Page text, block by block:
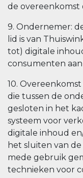
de overeenkomst
9. Ondernemer:
lid is van
tot) digitale
consumenten
10.
die tussen de
gesloten in het
systeem voor
digitale inhoud
het sluiten van
mede gebruik
technieken voor